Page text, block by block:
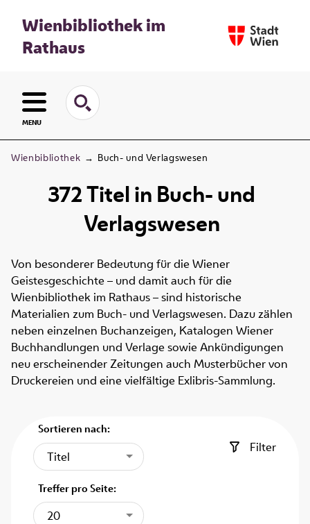
Wienbibliothek im
Rathaus
MENU
Wienbibliothek → Buch- und Verlagswesen
372Titelin Buch- und
Verlagswesen
Von besonderer Bedeutung für die Wiener
Geistesgeschichte – und damit auch für die
Wienbibliothek im Rathaus – sind historische
Materialien zum Buch- und Verlagswesen. Dazu zählen
neben einzelnen Buchanzeigen, Katalogen Wiener
Buchhandlungen und Verlage sowie Ankündigungen
neu erscheinender Zeitungen auch Musterbücher von
Druckereien und eine vielfältige Exlibris-Sammlung.
Sortieren nach:
Titel
Treffer pro Seite:
20
Filter